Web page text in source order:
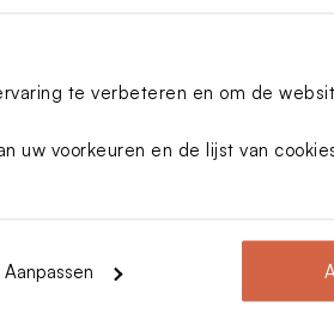
te verbeteren en om de
uw voorkeuren en de lijst van
Aanpassen